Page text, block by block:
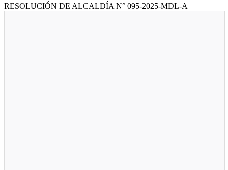
RESOLUCIÓN DE ALCALDÍA N° 095-2025-MDL-A